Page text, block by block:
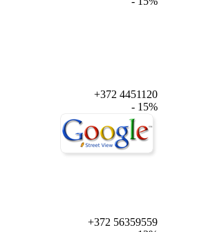
+372 4451120
- 15%
+372 56359559